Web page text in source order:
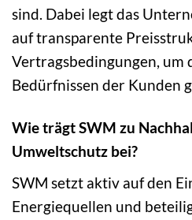
sind. Dabei legt das
auf transparente
Vertragsbedingungen, um
Bedürfnissen der Kunden
Wie trägt SWM zu
Umweltschutz bei?
SWM setzt aktiv auf den
Energiequellen und